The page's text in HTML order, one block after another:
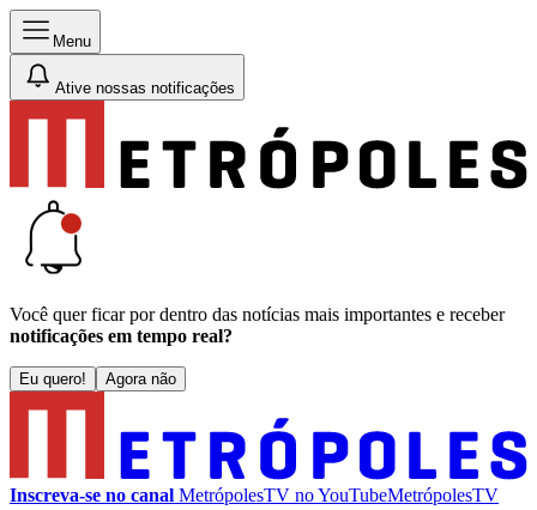
Menu
Ative nossas notificações
Você quer ficar por dentro das notícias mais importantes e receber
notificações em tempo real?
Eu quero! Agora não
Inscreva-se no canal MetrópolesTV noYouTubeMetrópolesTV